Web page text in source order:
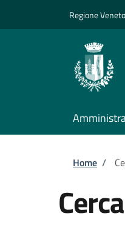
Regione Veneto
Home /